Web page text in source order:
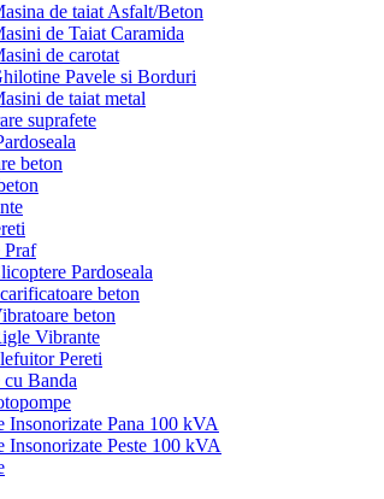
de taiat Asfalt/Beton
de Taiat Caramida
de carotat
Pavele si Borduri
de taiat metal
suprafete
beton
Praf
Pardoseala
beton
beton
Vibrante
Pereti
Banda
Insonorizate Pana 100 kVA
Insonorizate Peste 100 kVA